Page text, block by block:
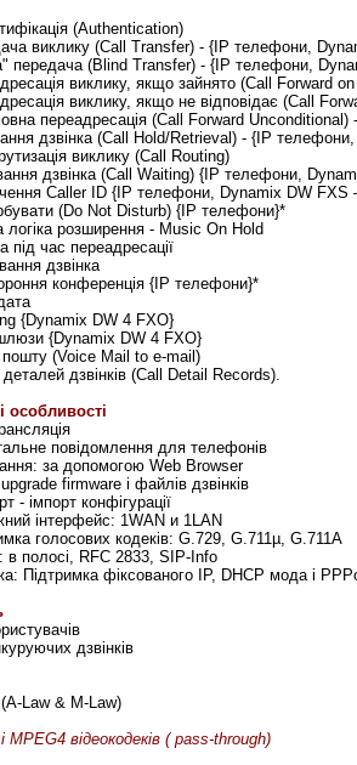
(Authentication)
виклику (Call Transfer) - {IP телефони,
передача (Blind Transfer) - {IP телефони,
виклику, якщо зайнято (Call Forward
виклику, якщо не відповідає (Call
переадресація (Call Forward
дзвінка (Call Hold/Retrieval) - {IP
виклику (Call Routing)
дзвінка (Call Waiting) {IP телефони,
Caller ID {IP телефони, Dynamix DW FXS
(Do Not Disturb) {IP телефони}*
логіка розширення - Music On Hold
під час переадресації
дзвінка
конференція {IP телефони}*
{Dynamix DW 4 FXO}
{Dynamix DW 4 FXO}
(Voice Mail to e-mail)
дзвінків (Call Detail Records).
особливості
повідомлення для телефонів
за допомогою Web Browser
firmware і файлів дзвінків
- імпорт конфігурації
інтерфейс: 1WAN и 1LAN
голосових кодеків: G.729, G.711µ, G.711A
в полосі, RFC 2833, SIP-Info
Підтримка фіксованого IP, DHCP мода і
дзвінків
Law & M-Law)
MPEG4 відеокодеків ( pass-through)